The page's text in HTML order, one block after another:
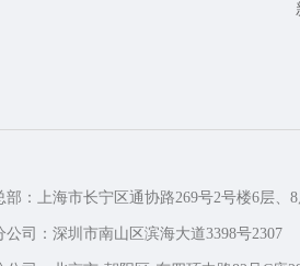
部：上海市长宁区通协路269号2号楼6层、
公司：深圳市南山区滨海大道3398号2307